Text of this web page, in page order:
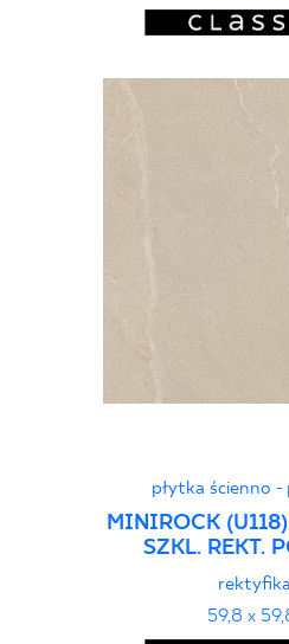
płytka ścienno -
MINIROCK
SZKL. REKT.
59,8 x